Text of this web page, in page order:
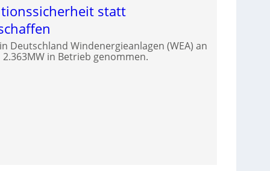
statt
Deutschland Windenergieanlagen (WEA) an
in Betrieb genommen.